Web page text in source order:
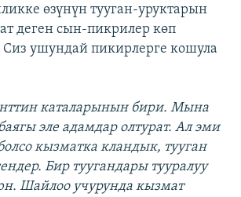
өзүнүн тууган-уруктарын
деген сын-пикрилер көп
ушундай пикирлерге кошула
каталарынын бири. Мына
эле адамдар олтурат. Ал эми
кызматка кландык, тууган
Бир туугандары тууралуу
Шайлоо учурунда кызмат